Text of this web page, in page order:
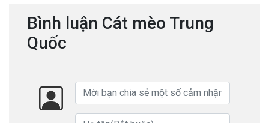
Bình luận Cát mèo Trung
Quốc